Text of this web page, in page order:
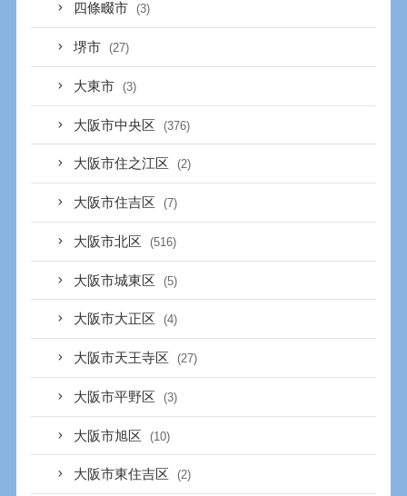
四條畷市 (3)
堺市 (27)
大東市 (3)
大阪市中央区 (376)
大阪市住之江区 (2)
大阪市住吉区 (7)
大阪市北区 (516)
大阪市城東区 (5)
大阪市大正区 (4)
大阪市天王寺区 (27)
大阪市平野区 (3)
大阪市旭区 (10)
大阪市東住吉区 (2)